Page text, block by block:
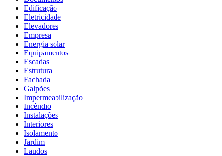
Edificação
Eletricidade
Elevadores
Empresa
Energia solar
Equipamentos
Escadas
Estrutura
Fachada
Galpões
Impermeabilização
Incêndio
Instalações
Interiores
Isolamento
Jardim
Laudos